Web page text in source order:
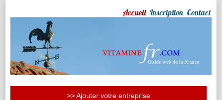
Accueil Inscription Contact
>> Ajouter votre entreprise